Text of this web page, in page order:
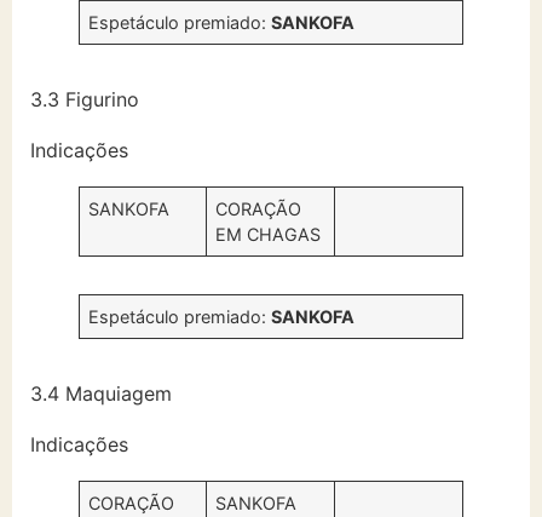
Espetáculo premiado:SANKOFA
3.3 Figurino
Indicações
SANKOFA
CORAÇÃO
EM CHAGAS
Espetáculo premiado:SANKOFA
3.4 Maquiagem
Indicações
CORAÇÃO
SANKOFA